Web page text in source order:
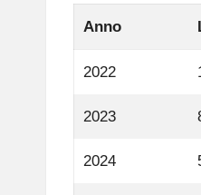
Anno
2022
2023
2024